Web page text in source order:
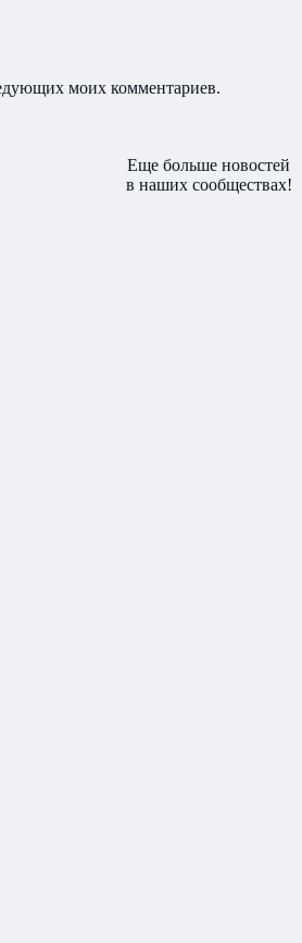
моих комментариев.
Еще больше новостей
в наших сообществах!